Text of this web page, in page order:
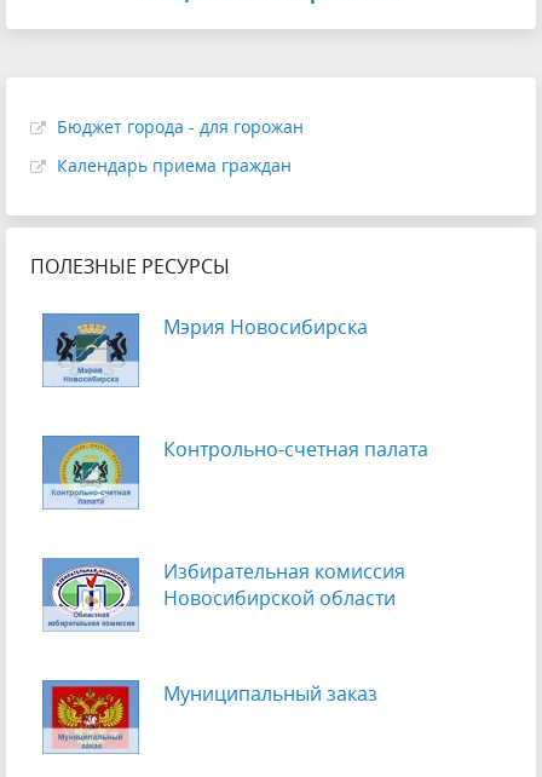
Бюджет города - для горожан
Календарь приема граждан
ПОЛЕЗНЫЕ РЕСУРСЫ
Мэрия Новосибирска
Контрольно-счетная палата
Избирательная комиссия
Новосибирской области
Муниципальный заказ